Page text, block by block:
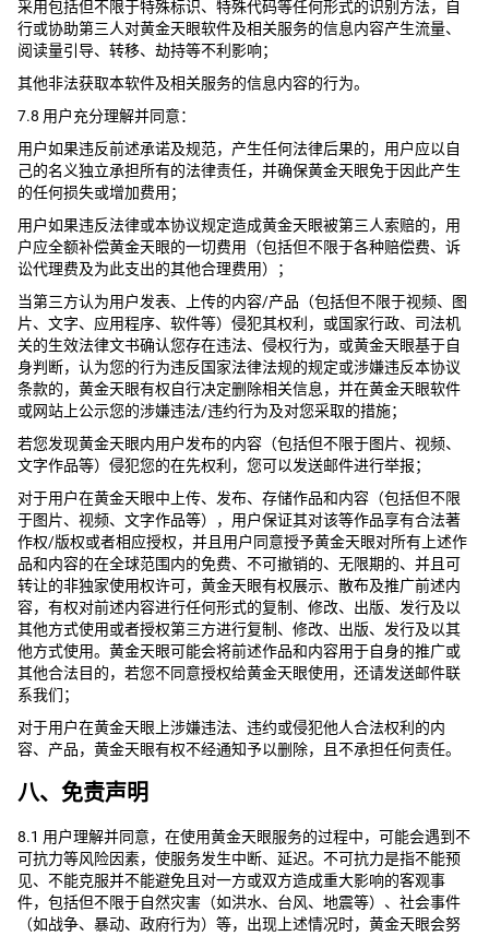
采用包括但不限于特殊标识、特殊代码等任何形式的识别方法，自
行或协助第三人对黄金天眼软件及相关服务的信息内容产生流量、
阅读量引导、转移、劫持等不利影响；
其他非法获取本软件及相关服务的信息内容的行为。
7.8 用户充分理解并同意：
用户如果违反前述承诺及规范，产生任何法律后果的，用户应以自
己的名义独立承担所有的法律责任，并确保黄金天眼免于因此产生
的任何损失或增加费用；
用户如果违反法律或本协议规定造成黄金天眼被第三人索赔的，用
户应全额补偿黄金天眼的一切费用（包括但不限于各种赔偿费、诉
讼代理费及为此支出的其他合理费用）；
当第三方认为用户发表、上传的内容/产品（包括但不限于视频、图
片、文字、应用程序、软件等）侵犯其权利，或国家行政、司法机
关的生效法律文书确认您存在违法、侵权行为，或黄金天眼基于自
身判断，认为您的行为违反国家法律法规的规定或涉嫌违反本协议
条款的，黄金天眼有权自行决定删除相关信息，并在黄金天眼软件
或网站上公示您的涉嫌违法/违约行为及对您采取的措施；
若您发现黄金天眼内用户发布的内容（包括但不限于图片、视频、
文字作品等）侵犯您的在先权利，您可以发送邮件进行举报；
对于用户在黄金天眼中上传、发布、存储作品和内容（包括但不限
于图片、视频、文字作品等），用户保证其对该等作品享有合法著
作权/版权或者相应授权，并且用户同意授予黄金天眼对所有上述作
品和内容的在全球范围内的免费、不可撤销的、无限期的、并且可
转让的非独家使用权许可，黄金天眼有权展示、散布及推广前述内
容，有权对前述内容进行任何形式的复制、修改、出版、发行及以
其他方式使用或者授权第三方进行复制、修改、出版、发行及以其
他方式使用。黄金天眼可能会将前述作品和内容用于自身的推广或
其他合法目的，若您不同意授权给黄金天眼使用，还请发送邮件联
系我们；
对于用户在黄金天眼上涉嫌违法、违约或侵犯他人合法权利的内
容、产品，黄金天眼有权不经通知予以删除，且不承担任何责任。
八、免责声明
8.1 用户理解并同意，在使用黄金天眼服务的过程中，可能会遇到不
可抗力等风险因素，使服务发生中断、延迟。不可抗力是指不能预
见、不能克服并不能避免且对一方或双方造成重大影响的客观事
件，包括但不限于自然灾害（如洪水、台风、地震等）、社会事件
（如战争、暴动、政府行为）等，出现上述情况时，黄金天眼会努